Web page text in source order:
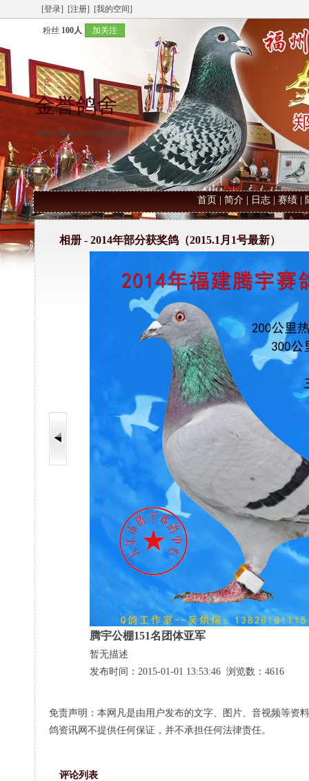
[登录] [注册] [我的空间]
粉丝 100人 加关注
金誉鸽舍
http://fuzhou.saige.com/
首页 简介| 日志| 赛绩|
相册 - 2014年部分获奖鸽（2015.1月1号最新）
腾宇公棚151名团体亚军
暂无描述
发布时间：2015-01-01 13:53:46 浏览数：4616
免责声明：本网凡是由用户发布的文字、图片、音视频等资
鸽资讯网不提供任何保证，并不承担任何法律责任。
评论列表